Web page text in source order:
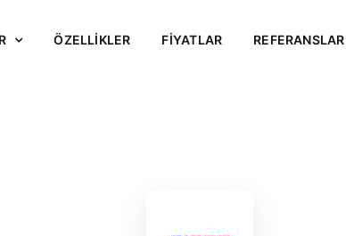
ÖZELLİKLER FİYATLAR REFERANSLAR